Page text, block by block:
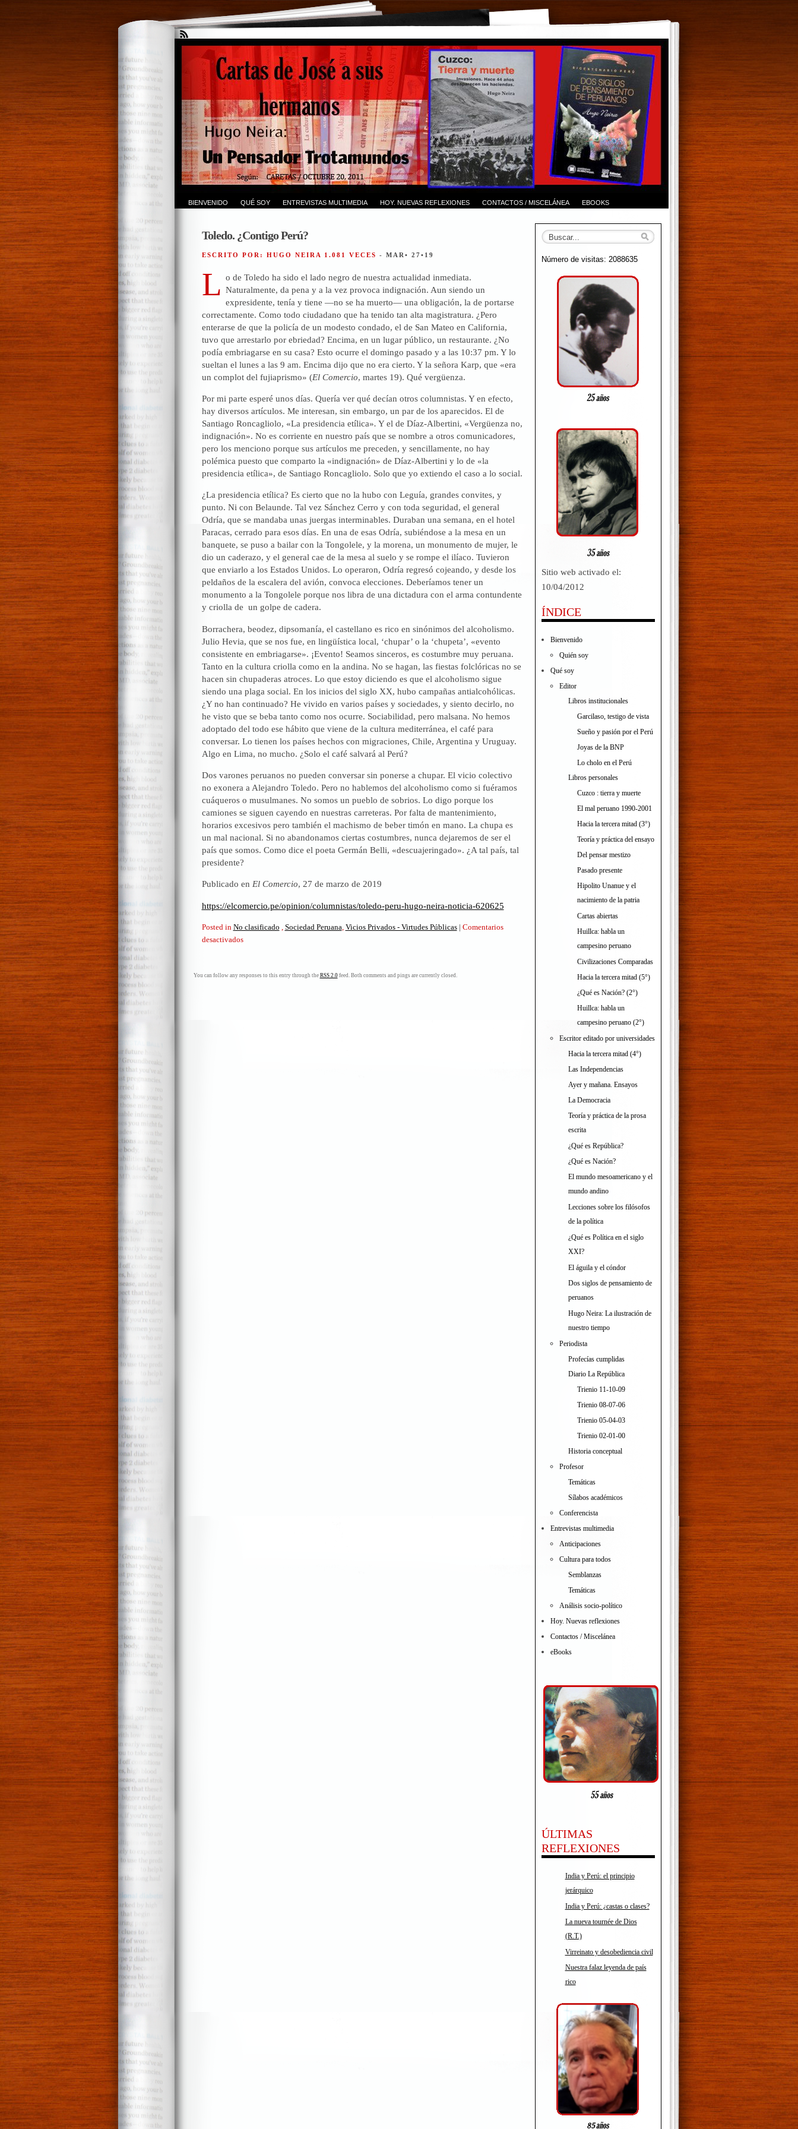
BIENVENIDO QUÉ SOY ENTREVISTAS MULTIMEDIA HOY. NUEVAS REFLEXIONES CONTACTOS / MISCELÁNEA EBOOKS
Toledo. ¿Contigo Perú?
ESCRITO POR: HUGO NEIRA 1.081 VECES - MAR• 27•19
L o de Toledo ha sido el lado negro de nuestra actualidad inmediata.
Naturalmente, da pena y a la vez provoca indignación. Aun siendo un
expresidente, tenía y tiene —no se ha muerto— una obligación, la de portarse
correctamente. Como todo ciudadano que ha tenido tan alta magistratura. ¿Pero
enterarse de que la policía de un modesto condado, el de San Mateo en California,
tuvo que arrestarlo por ebriedad? Encima, en un lugar público, un restaurante. ¿No
podía embriagarse en su casa? Esto ocurre el domingo pasado y a las 10:37 pm. Y lo
sueltan el lunes a las 9 am. Encima dijo que no era cierto. Y la señora Karp, que «era
un complot del fujiaprismo» (El Comercio, martes 19). Qué vergüenza.
Por mi parte esperé unos días. Quería ver qué decían otros columnistas. Y en efecto,
hay diversos artículos. Me interesan, sin embargo, un par de los aparecidos. El de
Santiago Roncagliolo, «La presidencia etílica». Y el de Díaz-Albertini, «Vergüenza no,
indignación». No es corriente en nuestro país que se nombre a otros comunicadores,
pero los menciono porque sus artículos me preceden, y sencillamente, no hay
polémica puesto que comparto la «indignación» de Díaz-Albertini y lo de «la
presidencia etílica», de Santiago Roncagliolo. Solo que yo extiendo el caso a lo social.
¿La presidencia etílica? Es cierto que no la hubo con Leguía, grandes convites, y
punto. Ni con Belaunde. Tal vez Sánchez Cerro y con toda seguridad, el general
Odría, que se mandaba unas juergas interminables. Duraban una semana, en el hotel
Paracas, cerrado para esos días. En una de esas Odría, subiéndose a la mesa en un
banquete, se puso a bailar con la Tongolele, y la morena, un monumento de mujer, le
dio un caderazo, y el general cae de la mesa al suelo y se rompe el ilíaco. Tuvieron
que enviarlo a los Estados Unidos. Lo operaron, Odría regresó cojeando, y desde los
peldaños de la escalera del avión, convoca elecciones. Deberíamos tener un
monumento a la Tongolele porque nos libra de una dictadura con el arma contundente
y criolla de un golpe de cadera.
Borrachera, beodez, dipsomanía, el castellano es rico en sinónimos del alcoholismo.
Julio Hevia, que se nos fue, en lingüística local, ‘chupar’ o la ‘chupeta’, «evento
consistente en embriagarse». ¡Evento! Seamos sinceros, es costumbre muy peruana.
Tanto en la cultura criolla como en la andina. No se hagan, las fiestas folclóricas no se
hacen sin chupaderas atroces. Lo que estoy diciendo es que el alcoholismo sigue
siendo una plaga social. En los inicios del siglo XX, hubo campañas antialcohólicas.
¿Y no han continuado? He vivido en varios países y sociedades, y siento decirlo, no
he visto que se beba tanto como nos ocurre. Sociabilidad, pero malsana. No hemos
adoptado del todo ese hábito que viene de la cultura mediterránea, el café para
conversar. Lo tienen los países hechos con migraciones, Chile, Argentina y Uruguay.
Algo en Lima, no mucho. ¿Solo el café salvará al Perú?
Dos varones peruanos no pueden conversar sin ponerse a chupar. El vicio colectivo
no exonera a Alejandro Toledo. Pero no hablemos del alcoholismo como si fuéramos
cuáqueros o musulmanes. No somos un pueblo de sobrios. Lo digo porque los
camiones se siguen cayendo en nuestras carreteras. Por falta de mantenimiento,
horarios excesivos pero también el machismo de beber timón en mano. La chupa es
un mal nacional. Si no abandonamos ciertas costumbres, nunca dejaremos de ser el
país que somos. Como dice el poeta Germán Belli, «descuajeringado». ¿A tal país, tal
presidente?
Publicado en El Comercio, 27 de marzo de 2019
https://elcomercio.pe/opinion/columnistas/toledo-peru-hugo-neira-noticia-620625
Posted in No clasificado , Sociedad Peruana, Vicios Privados - Virtudes Públicas | Comentarios
desactivadosen
Perú?
You can follow any responses to this entry through the RSS 2.0feed. Both comments and pings are currently closed.
Número de visitas: 2088635
Sitio web activado el:
10/04/2012
ÍNDICE
Bienvenido
Quién soy
Qué soy
Editor
Libros institucionales
Garcilaso, testigo de vista
Sueño y pasión por el Perú
Joyas de la BNP
Lo cholo en el Perú
Libros personales
Cuzco : tierra y muerte
El mal peruano 1990-2001
Hacia la tercera mitad (3°)
Teoría y práctica del ensayo
Del pensar mestizo
Pasado presente
Hipolito Unanue y el
nacimiento de la patria
Cartas abiertas
Huillca: habla un
campesino peruano
Civilizaciones Comparadas
Hacia la tercera mitad (5°)
¿Qué es Nación? (2°)
Huillca: habla un
campesino peruano (2°)
Escritor editado por universidades
Hacia la tercera mitad (4°)
Las Independencias
Ayer y mañana. Ensayos
La Democracia
Teoría y práctica de la prosa
escrita
¿Qué es República?
¿Qué es Nación?
El mundo mesoamericano y el
mundo andino
Lecciones sobre los filósofos
de la política
¿Qué es Política en el siglo
XXI?
El águila y el cóndor
Dos siglos de pensamiento de
peruanos
Hugo Neira: La ilustración de
nuestro tiempo
Periodista
Profecías cumplidas
Diario La República
Trienio 11-10-09
Trienio 08-07-06
Trienio 05-04-03
Trienio 02-01-00
Historia conceptual
Profesor
Temáticas
Sílabos académicos
Conferencista
Entrevistas multimedia
Anticipaciones
Cultura para todos
Semblanzas
Temáticas
Análisis socio-político
Hoy. Nuevas reflexiones
Contactos / Miscelánea
eBooks
ÚLTIMAS
REFLEXIONES
India y Perú: el principio
jerárquico
India y Perú: ¿castas o clases?
La nueva tournée de Dios
(R.T.)
Virreinato y desobediencia civil
Nuestra falaz leyenda de país
rico